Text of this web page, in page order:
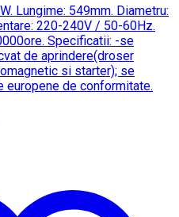
Lungime: 549mm. Diametru:
220-240V / 50-60Hz.
Specificatii: -se
de aprindere(droser
si starter); se
europene de conformitate.